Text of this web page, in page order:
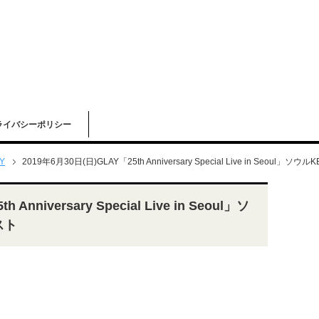
イバシーポリシー
2019年6月30日(日)GLAY「25th Anniversary Special Live in Seoul」ソウル
Anniversary Special Live in Seoul」ソ